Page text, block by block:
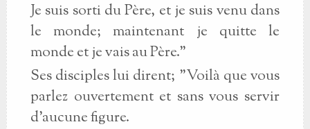
Je suis sorti du Père, et je suis venu dans
le monde; maintenant je quitte le
monde et je vais au Père."
Ses disciples lui dirent; "Voilà que vous
parlez ouvertement et sans vous servir
d'aucune figure.